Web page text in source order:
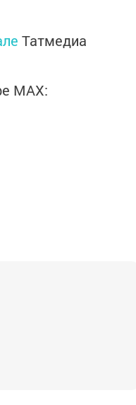
Татмедиа
MАХ: